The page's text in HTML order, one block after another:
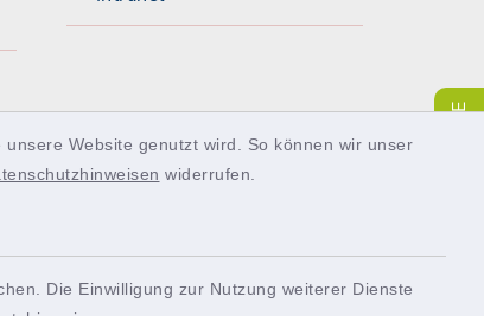
Website genutzt wird. So können wir unser
widerrufen.
Die Einwilligung zur Nutzung weiterer Dienste